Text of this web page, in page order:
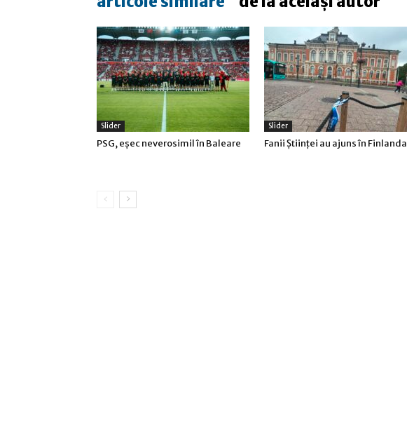
Slider
PSG, eşec neverosimil în Baleare
Slider
Fanii Ştiinţei au ajuns în Finlanda